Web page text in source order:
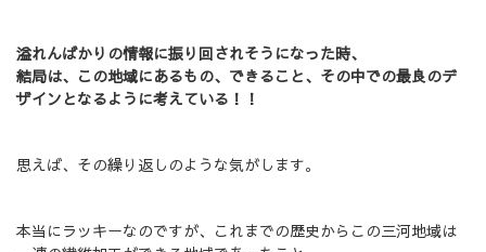
溢れんばかりの情報に振り回されそうになった時、
結局は、この地域にあるもの、できること、その中での最良のデ
ザインとなるように考えている！！
思えば、その繰り返しのような気がします。
本当にラッキーなのですが、これまでの歴史からこの三河地域は